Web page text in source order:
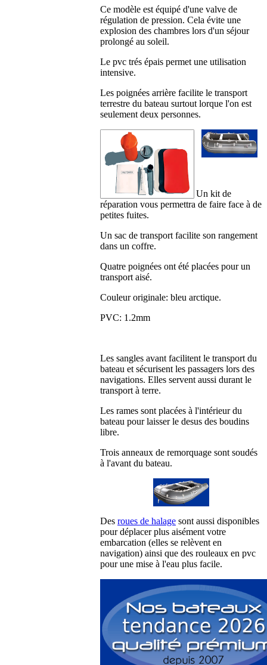
Ce modèle est équipé d'une valve de
régulation de pression. Cela évite une
explosion des chambres lors d'un séjour
prolongé au soleil.
Le pvc trés épais permet une utilisation
intensive.
Les poignées arrière facilite le transport
terrestre du bateau surtout lorque l'on est
seulement deux personnes.
Un kit de
réparation vous permettra de faire face à de
petites fuites.
Un sac de transport facilite son rangement
dans un coffre.
Quatre poignées ont été placées pour un
transport aisé.
Couleur originale: bleu arctique.
PVC: 1.2mm
Les sangles avant facilitent le transport du
bateau et sécurisent les passagers lors des
navigations. Elles servent aussi durant le
transport à terre.
Les rames sont placées à l'intérieur du
bateau pour laisser le desus des boudins
libre.
Trois anneaux de remorquage sont soudés
à l'avant du bateau.
Des roues de halage sont aussi disponibles
pour déplacer plus aisément votre
embarcation (elles se relèvent en
navigation) ainsi que des rouleaux en pvc
pour une mise à l'eau plus facile.